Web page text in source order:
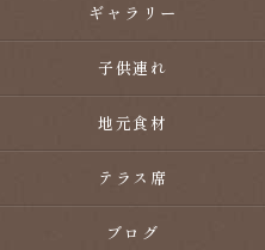
ギャラリー
子供連れ
地元食材
テラス席
ブログ